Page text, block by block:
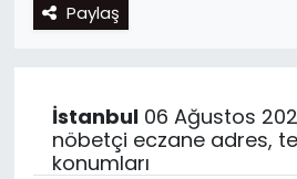
Paylaş
İstanbul06 Ağustos
nöbetçi eczane adres,
konumları
Son Dakika Haberleri